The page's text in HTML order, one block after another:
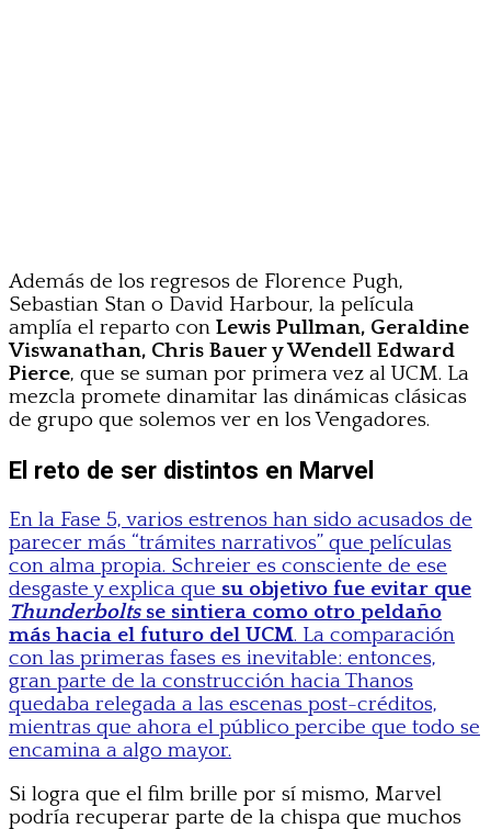
Además de los regresos de Florence Pugh,
Sebastian Stan o David Harbour, la película
amplía el reparto con Lewis Pullman, Geraldine
Viswanathan, Chris Bauer y Wendell Edward
Pierce, que se suman por primera vez al UCM. La
mezcla promete dinamitar las dinámicas clásicas
de grupo que solemos ver en los Vengadores.
El reto de ser distintos en Marvel
En la Fase 5, varios estrenos han sido acusados de
parecer más “trámites narrativos” que películas
con alma propia. Schreier es consciente de ese
desgaste y explica que su objetivo fue evitar que
Thunderboltsse sintiera como otro peldaño
más hacia el futuro del UCM. La comparación
con las primeras fases es inevitable: entonces,
gran parte de la construcción hacia Thanos
quedaba relegada a las escenas post-créditos,
mientras que ahora el público percibe que todo se
encamina a algo mayor.
Si logra que el film brille por sí mismo, Marvel
podría recuperar parte de la chispa que muchos